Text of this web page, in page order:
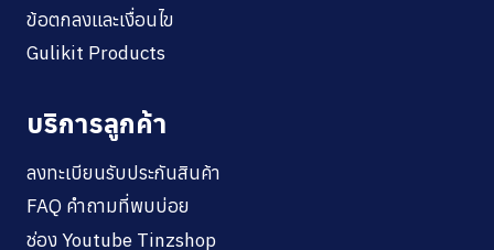
ข้อตกลงและเงื่อนไข
Gulikit Products
บริการลูกค้า
ลงทะเบียนรับประกันสินค้า
FAQ คำถามที่พบบ่อย
ช่อง Youtube Tinzshop